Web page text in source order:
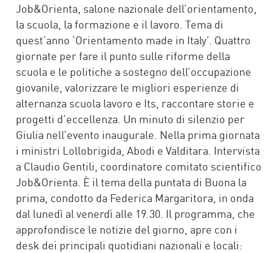
Job&Orienta, salone nazionale dell’orientamento,
la scuola, la formazione e il lavoro. Tema di
quest’anno ‘Orientamento made in Italy’. Quattro
giornate per fare il punto sulle riforme della
scuola e le politiche a sostegno dell’occupazione
giovanile, valorizzare le migliori esperienze di
alternanza scuola lavoro e Its, raccontare storie e
progetti d’eccellenza. Un minuto di silenzio per
Giulia nell’evento inaugurale. Nella prima giornata
i ministri Lollobrigida, Abodi e Valditara. Intervista
a Claudio Gentili, coordinatore comitato scientifico
Job&Orienta. È il tema della puntata di Buona la
prima, condotto da Federica Margaritora, in onda
dal lunedì al venerdì alle 19.30. Il programma, che
approfondisce le notizie del giorno, apre con i
desk dei principali quotidiani nazionali e locali: